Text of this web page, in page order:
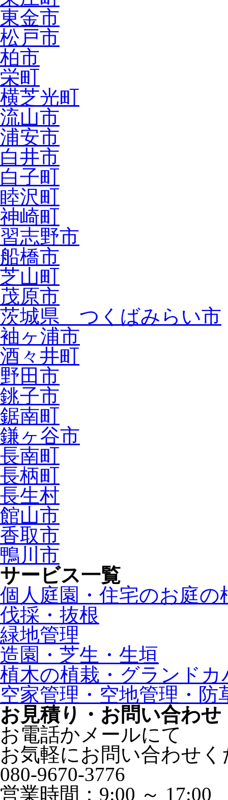
東金市
松戸市
柏市
栄町
横芝光町
流山市
浦安市
白井市
白子町
睦沢町
神崎町
習志野市
船橋市
芝山町
茂原市
茨城県 つくばみらい市
袖ヶ浦市
酒々井町
野田市
銚子市
鋸南町
鎌ヶ谷市
長南町
長柄町
長生村
館山市
香取市
鴨川市
サービス一覧
個人庭園・住宅のお庭の
伐採・抜根
緑地管理
造園・芝生・生垣
植木の植栽・グランドカ
空家管理・空地管理・防
お見積り・お問い合わせ
お電話かメールにて
お気軽にお問い合わせ
080-9670-3776
営業時間：9:00 ～ 17:00